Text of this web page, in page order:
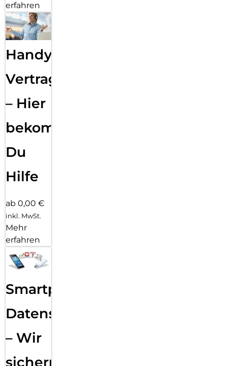
erfahren
Handy
Vertragsabwicklung
– Hier
bekommst
Du
Hilfe
ab 0,00 €
inkl. MwSt.
Mehr
erfahren
Smartphone
Datensicherung
– Wir
sichern